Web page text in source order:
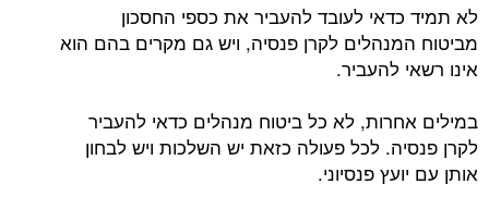
לא תמיד כדאי לעובד להעביר את כספי החסכון
מביטוח המנהלים לקרן פנסיה, ויש גם מקרים בהם הוא
אינו רשאי להעביר.
במילים אחרות, לא כל ביטוח מנהלים כדאי להעביר
לקרן פנסיה. לכל פעולה כזאת יש השלכות ויש לבחון
אותן עם יועץ פנסיוני.